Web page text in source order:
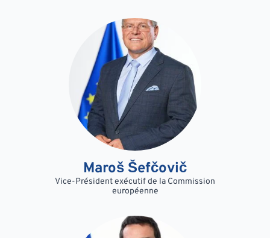
Maroš Šefčovič
Vice-Président exécutif de la Commission
européenne